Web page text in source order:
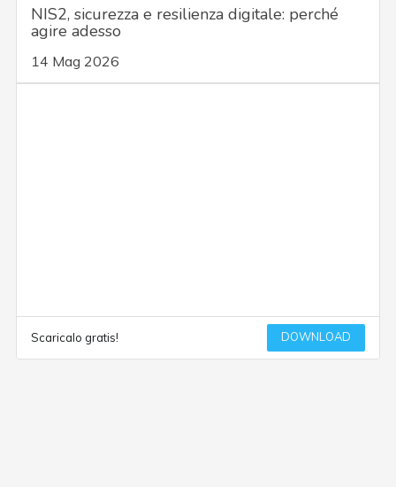
NIS2, sicurezza e resilienza digitale: perché
agire adesso
14 Mag 2026
Scaricalo gratis! DOWNLOAD